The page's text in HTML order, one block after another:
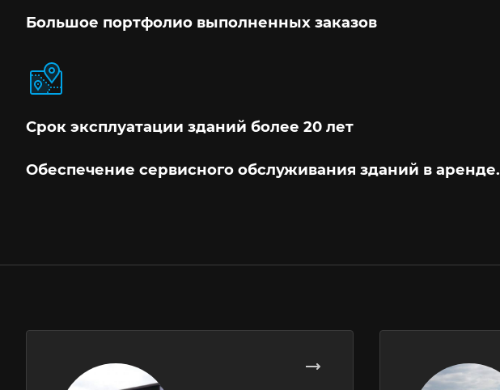
Большое портфолио выполненных заказов
Срок эксплуатации зданий более 20 лет
Обеспечение сервисного обслуживания зданий в аренде.